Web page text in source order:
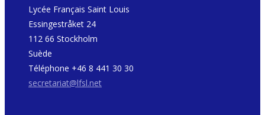
Lycée Français Saint Louis
Essingestråket 24
112 66 Stockholm
Suède
Téléphone +46 8 441 30 30
secretariat@lfsl.net